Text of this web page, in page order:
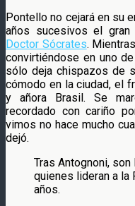
Pontello no cejará en su
años sucesivos el
Doctor Sócrates.
convirtiéndose en uno
sólo deja chispazos de
cómodo en la ciudad, el
y añora Brasil. Se
recordado con cariño
vimos no hace mucho
dejó.
Tras Antognoni,
quienes lideran a la
años.